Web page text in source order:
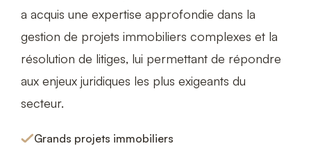
a acquis une expertise approfondie dans la
gestion de projets immobiliers complexes et la
résolution de litiges, lui permettant de répondre
aux enjeux juridiques les plus exigeants du
secteur.
Grands projets immobiliers